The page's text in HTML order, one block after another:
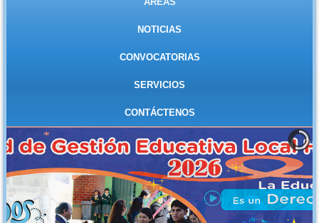
NOTICIAS
CONVOCATORIAS
SERVICIOS
CONTÁCTENOS